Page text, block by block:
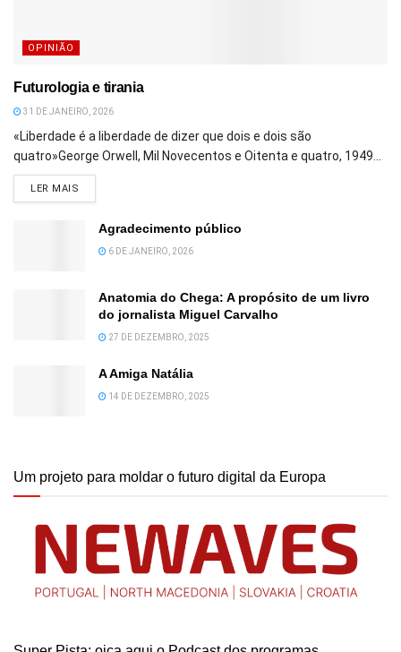
OPINIÃO
Futurologia e tirania
31 DE JANEIRO, 2026
«Liberdade é a liberdade de dizer que dois e dois são
quatro»George Orwell, Mil Novecentos e Oitenta e quatro, 1949...
LER MAIS
Agradecimento público
6 DE JANEIRO, 2026
Anatomia do Chega: A propósito de um livro
do jornalista Miguel Carvalho
27 DE DEZEMBRO, 2025
A Amiga Natália
14 DE DEZEMBRO, 2025
Um projeto para moldar o futuro digital da Europa